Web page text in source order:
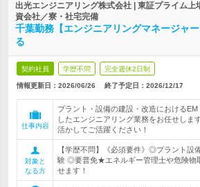
出光エンジニアリング株式会社 | 東証プライム上
資会社／寮・社宅完備
千葉勤務【エンジニアリングマネージャ
る
契約社員 学歴不問 完全週休2日制
情報更新日：2026/06/26 終了予定日： 2026/12/17
仕事内容
プラント・設備の建設・改造における
したエンジニアリング業務をお任せしま
活かしてご活躍ください！
対象と
なる方
【学歴不問】《必須要件》◎プラント設
験 ◎要普免★エネルギー管理士や危険物
せます！